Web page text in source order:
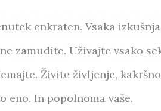
enkraten. Vsaka
zamudite. Uživajte vsako
Živite življenje,
eno. In popolnoma vaše.